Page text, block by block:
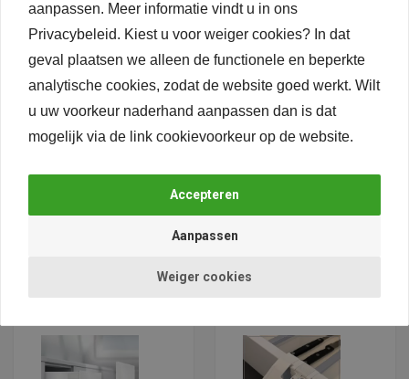
24-uurs levering (uitgezonderd maatwerk)
Lage verzendkosten
Levering België
Specificaties
aanpassen. Meer informatie vindt u in ons
Privacybeleid. Kiest u voor weiger cookies? In dat
geval plaatsen we alleen de functionele en beperkte
analytische cookies, zodat de website goed werkt. Wilt
u uw voorkeur naderhand aanpassen dan is dat
mogelijk via de link cookievoorkeur op de website.
Weiger cookies